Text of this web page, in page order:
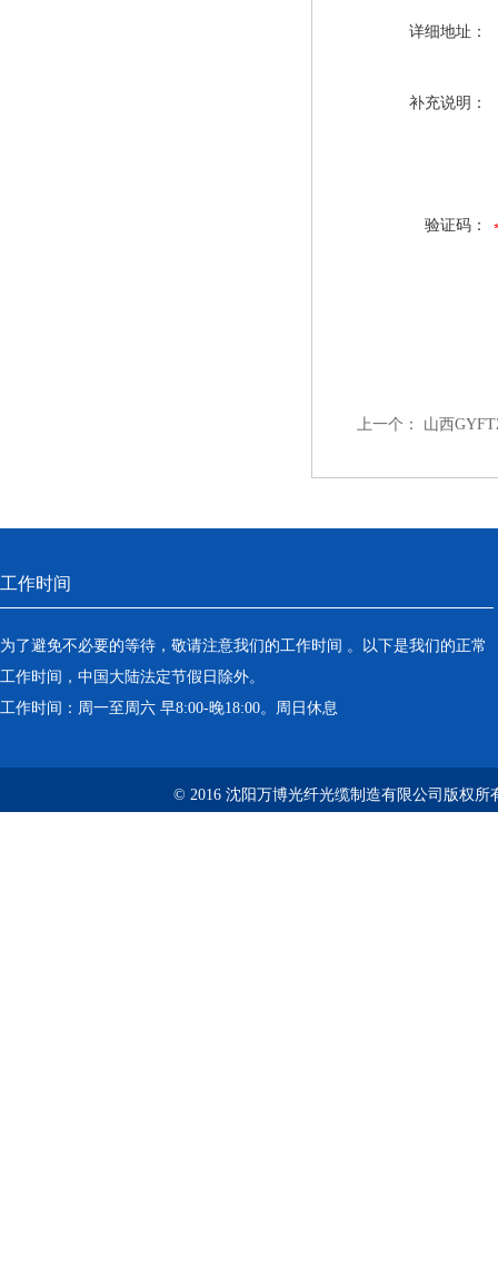
详细地址：
补充说明：
验证码：
上一个： 山西
工作时间
为了避免不必要的等待，敬请注意我们的工作时间 。以下是我们的正常
工作时间，中国大陆法定节假日除外。
工作时间：周一至周六 早8:00-晚18:00。周日休息
© 2016 沈阳万博光纤光缆制造有限公司版权所